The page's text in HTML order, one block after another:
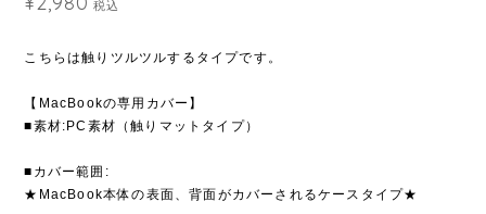
税込
こちらは触りツルツルするタイプです。
【MacBookの専用カバー】
■素材:PC素材（触りマットタイプ）
■カバー範囲:
★MacBook本体の表面、背面がカバーされるケースタイプ★